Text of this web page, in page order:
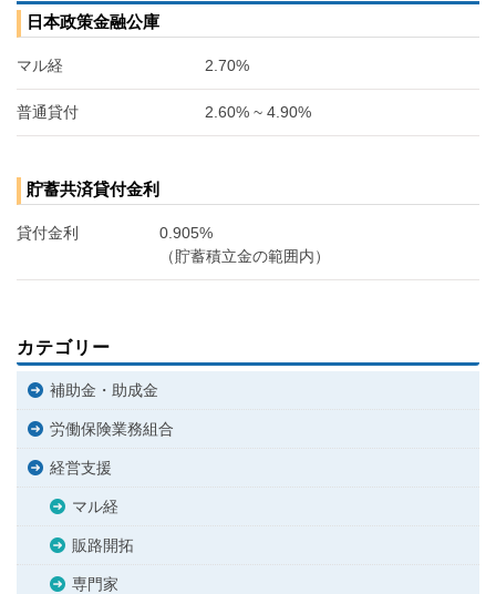
日本政策金融公庫
マル経 2.70%
普通貸付 2.60% ~ 4.90%
貯蓄共済貸付金利
貸付金利
0.905%
（貯蓄積立金の範囲内）
カテゴリー
補助金・助成金
労働保険業務組合
経営支援
マル経
販路開拓
専門家